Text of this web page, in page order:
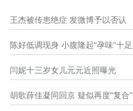
王杰被传患绝症 发微博予以否认
陈好低调现身 小腹隆起“孕味”十足
闫妮十三岁女儿元元近照曝光
胡歌薛佳凝同回京 疑似再度“复合”